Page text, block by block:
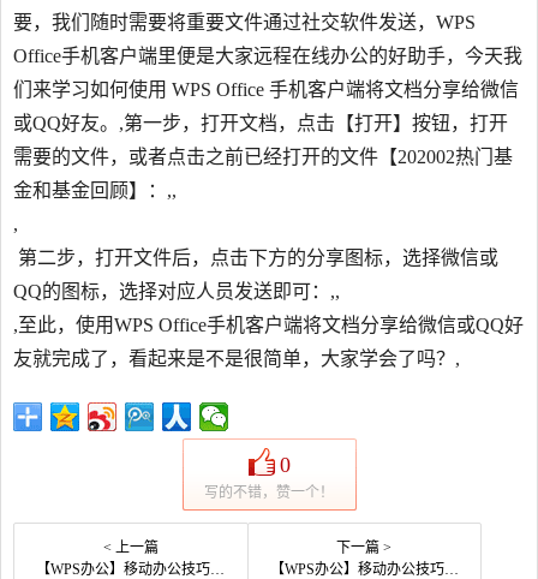
要，我们随时需要将重要文件通过社交软件发送，WPS
Office手机客户端里便是大家远程在线办公的好助手，今天我
们来学习如何使用 WPS Office 手机客户端将文档分享给微信
或QQ好友。,第一步，打开文档，点击【打开】按钮，打开
需要的文件，或者点击之前已经打开的文件【202002热门基
金和基金回顾】：,,
,
第二步，打开文件后，点击下方的分享图标，选择微信或
QQ的图标，选择对应人员发送即可：,,
,至此，使用WPS Office手机客户端将文档分享给微信或QQ好
友就完成了，看起来是不是很简单，大家学会了吗？,
0
写的不错，赞一个！
< 上一篇
【WPS办公】移动办公技巧—如何在 WPS Office手机版里给文档做批注
下一篇 >
【WPS办公】移动办公技巧—如何使用WPS Office 手机版里的表单功能